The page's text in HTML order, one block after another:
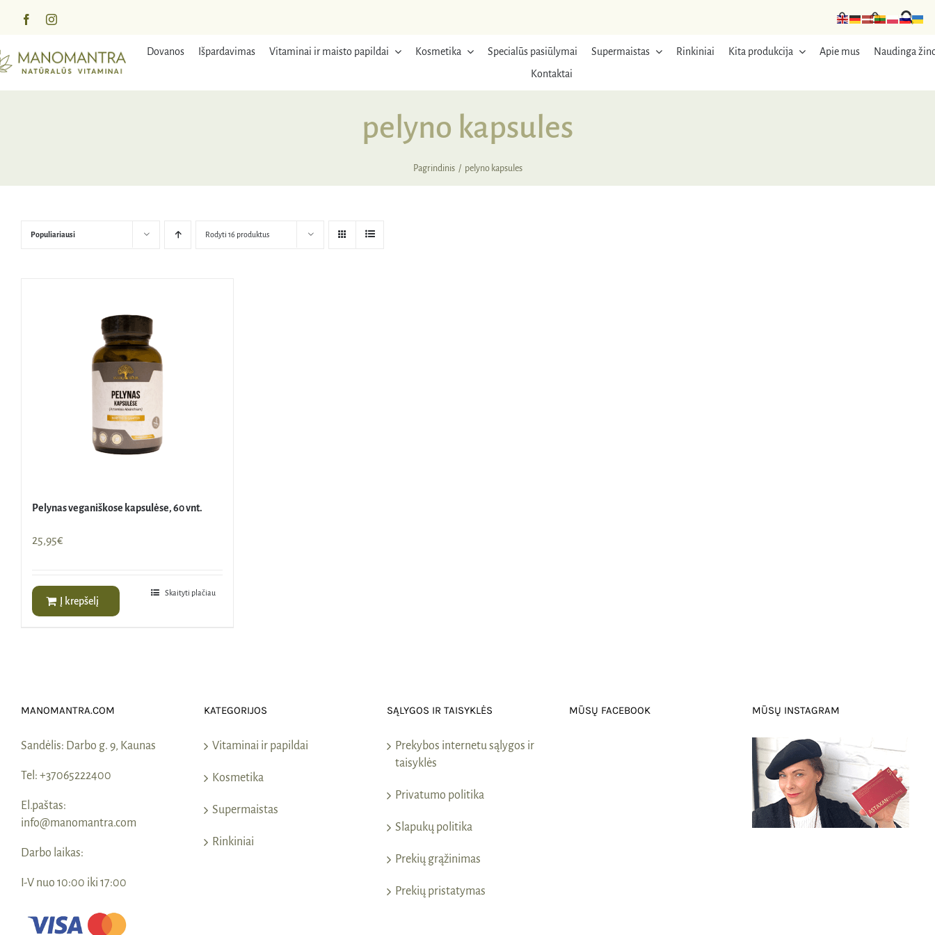
turinį
Dovanos Išpardavimas Vitaminai ir maisto papildai Kosmetika Specialūs pasiūlymai Supermaistas Rinkiniai Kita produkcija Apie mus
Naudinga
Kontaktai
pelyno kapsules
Pagrindinis pelyno kapsules
Populiariausi Rodyti 16 produktus
Pelynas veganiškose kapsulėse, 60 vnt.
25,95€
Į krepšelį
Skaityti plačiau
MANOMANTRA.COM
Sandėlis: Darbo g. 9, Kaunas
Tel: +37065222400
El.paštas:
info@manomantra.com
Darbo laikas:
I-V nuo 10:00 iki 17:00
KATEGORIJOS
Vitaminai ir papildai
Kosmetika
Supermaistas
Rinkiniai
SĄLYGOS IR TAISYKLĖS
Prekybos internetu sąlygos ir
taisyklės
Privatumo politika
Slapukų politika
Prekių grąžinimas
Prekių pristatymas
MŪSŲ FACEBOOK MŪSŲ INSTAGRAM